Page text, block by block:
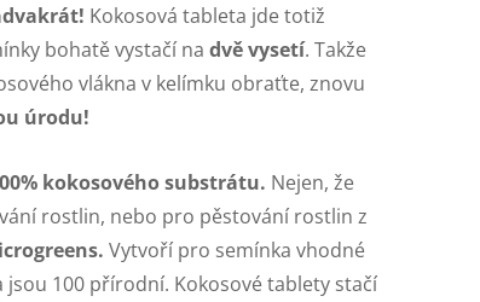
Kokosová tableta jde totiž
bohatě vystačí na dvě vysetí. Takže
vlákna v kelímku obraťte, znovu
úrodu!
kokosového substrátu. Nejen, že
rostlin, nebo pro pěstování rostlin z
Vytvoří pro semínka vhodné
100 přírodní. Kokosové tablety stačí